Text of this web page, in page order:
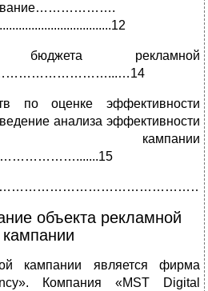
бюджета рекламной
по оценке эффективности
анализа эффективности
кампании
объекта рекламной
кампании
кампании является фирма
Компания «MST Digital